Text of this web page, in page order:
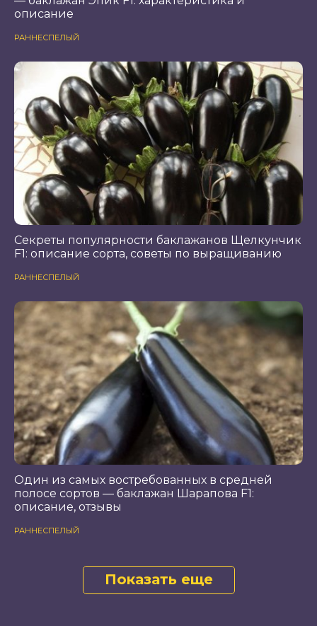
описание
РАННЕСПЕЛЫЙ
Секреты популярности баклажанов Щелкунчик
F1: описание сорта, советы по выращиванию
РАННЕСПЕЛЫЙ
Один из самых востребованных в средней
полосе сортов — баклажан Шарапова F1:
описание, отзывы
РАННЕСПЕЛЫЙ
Показать еще